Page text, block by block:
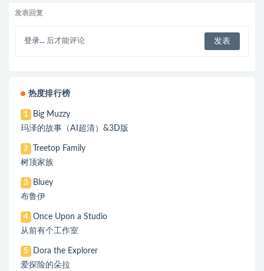
发表回复
登录... 后才能评论
热度排行榜
1
Big Muzzy
玛泽的故事（AI超清）&3D版
2
Treetop Family
树顶家族
3
Bluey
布鲁伊
4
Once Upon a Studio
从前有个工作室
5
Dora the Explorer
爱探险的朵拉